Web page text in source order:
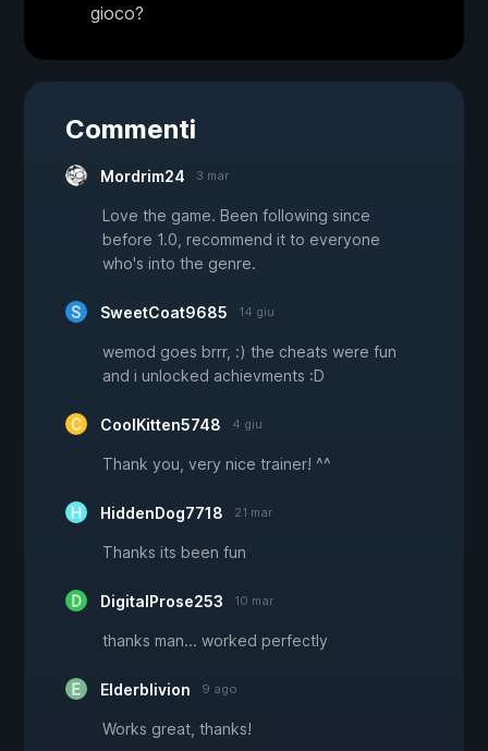
gioco?
Commenti
Mordrim24 3 mar
Love the game. Been following since
before 1.0, recommend it to everyone
who's into the genre.
SweetCoat9685 14 giu
wemod goes brrr, :) the cheats were fun
and i unlocked achievments :D
CoolKitten5748 4 giu
Thank you, very nice trainer! ^^
HiddenDog7718 21 mar
Thanks its been fun
DigitalProse253 10 mar
thanks man... worked perfectly
Elderblivion 9 ago
Works great, thanks!